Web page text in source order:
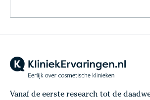
Vanaf de eerste research tot de